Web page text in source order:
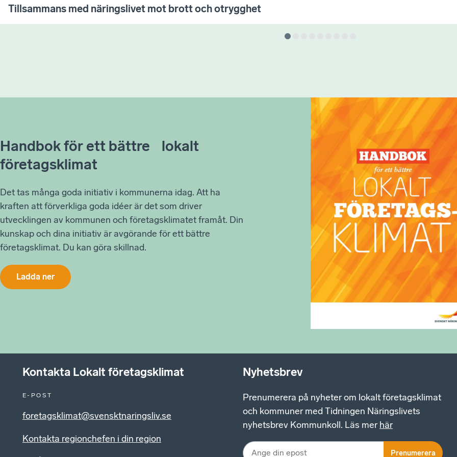
Tillsammans med näringslivet mot brott och otrygghet
Handbok för ett bättre lokalt
företagsklimat
Det tas många goda initiativ i kommunerna idag. Att ha
kraften att förverkliga goda idéer är det som driver
utvecklingen av kommunen och företagsklimatet framåt. Din
kunskap och dina initiativ är avgörande för ett bättre
företagsklimat. Du kan göra skillnad.
Ladda ner
Kontakta Lokalt företagsklimat
E-POST
foretagsklimat@svensktnaringsliv.se
Kontakta regionchefen i din region
Nyhetsbrev
Prenumerera på nyheter om lokalt företagsklimat
och kommuner med Tidningen Näringslivets
nyhetsbrev Kommunkoll. Läs mer här
Prenumerera